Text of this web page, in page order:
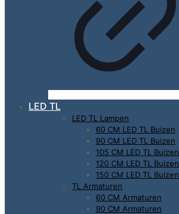
LED TL
LED TL Lampen
60 CM LED TL Buizen
90 CM LED TL Buizen
105 CM LED TL Buizen
120 CM LED TL Buizen
150 CM LED TL Buizen
TL Armaturen
60 CM Armaturen
90 CM Armaturen